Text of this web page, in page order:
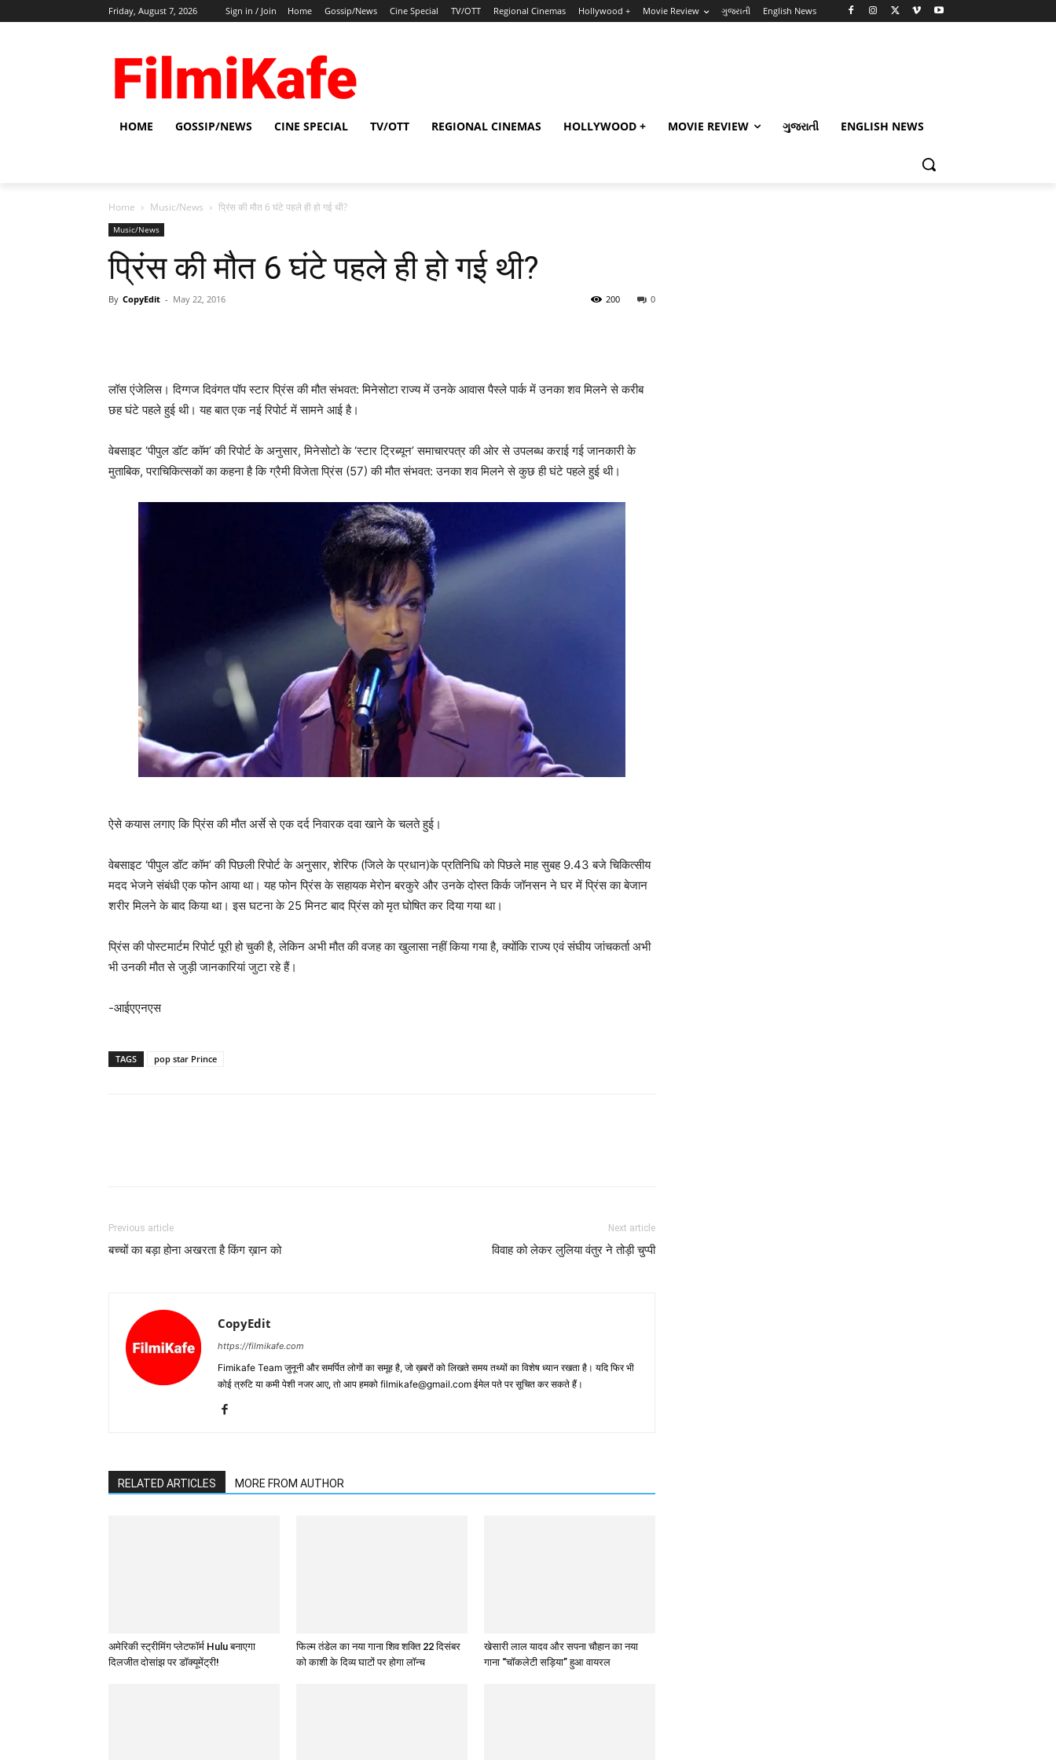
Friday, August 7, 2026 Sign in / Join Home Gossip/News Cine Special TV/OTT Regional Cinemas Hollywood + Movie Review ગુજરાતી English News
HOME GOSSIP/NEWS CINE SPECIAL TV/OTT REGIONAL CINEMAS HOLLYWOOD + MOVIE REVIEW ગુજરાતી ENGLISH NEWS
Home Music/News प्रिंस की मौत 6 घंटे पहले ही हो गई थी?
Music/News
प्रिंस की मौत 6 घंटे पहले ही हो गई थी?
By CopyEdit - May 22, 2016 0
200
लॉस एंजेलिस। दिग्गज दिवंगत पॉप स्टार प्रिंस की मौत संभवत: मिनेसोटा राज्य में उनके आवास पैस्ले पार्क में उनका शव मिलने से करीब
छह घंटे पहले हुई थी। यह बात एक नई रिपोर्ट में सामने आई है।
वेबसाइट ‘पीपुल डॉट कॉम’ की रिपोर्ट के अनुसार, मिनेसोटो के ‘स्टार ट्रिब्यून’ समाचारपत्र की ओर से उपलब्ध कराई गई जानकारी के
मुताबिक, पराचिकित्सकों का कहना है कि ग्रैमी विजेता प्रिंस (57) की मौत संभवत: उनका शव मिलने से कुछ ही घंटे पहले हुई थी।
ऐसे कयास लगाए कि प्रिंस की मौत अर्से से एक दर्द निवारक दवा खाने के चलते हुई।
वेबसाइट ‘पीपुल डॉट कॉम’ की पिछली रिपोर्ट के अनुसार, शेरिफ (जिले के प्रधान)के प्रतिनिधि को पिछले माह सुबह 9.43 बजे चिकित्सीय
मदद भेजने संबंधी एक फोन आया था। यह फोन प्रिंस के सहायक मेरोन बरकुरे और उनके दोस्त किर्क जॉनसन ने घर में प्रिंस का बेजान
शरीर मिलने के बाद किया था। इस घटना के 25 मिनट बाद प्रिंस को मृत घोषित कर दिया गया था।
प्रिंस की पोस्टमार्टम रिपोर्ट पूरी हो चुकी है, लेकिन अभी मौत की वजह का खुलासा नहीं किया गया है, क्योंकि राज्य एवं संघीय जांचकर्ता अभी
भी उनकी मौत से जुड़ी जानकारियां जुटा रहे हैं।
-आईएएनएस
TAGS pop star Prince
Previous article
बच्‍चों का बड़ा होना अखरता है किंग ख़ान को
Next article
विवाह को लेकर लुलिया वंतुर ने तोड़ी चुप्‍पी
CopyEdit
https://filmikafe.com
Fimikafe Team जुनूनी और समर्पित लोगों का समूह है, जो ख़बरों को लिखते समय तथ्‍यों का विशेष ध्‍यान रखता है। यदि फिर भी
कोई त्रुटि या कमी पेशी नजर आए, तो आप हमको filmikafe@gmail.com ईमेल पते पर सूचित कर सकते हैं।
RELATED ARTICLES MORE FROM AUTHOR
अमेरिकी स्ट्रीमिंग प्लेटफॉर्म Hulu बनाएगा
दिलजीत दोसांझ पर डॉक्यूमेंट्री!
फिल्म तंडेल का नया गाना शिव शक्ति 22 दिसंबर
को काशी के दिव्य घाटों पर होगा लॉन्च
खेसारी लाल यादव और सपना चौहान का नया
गाना “चॉकलेटी सड़िया” हुआ वायरल